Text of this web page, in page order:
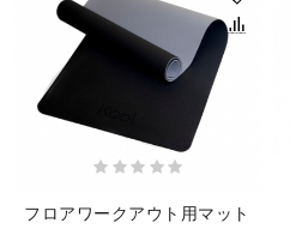
フロアワークアウト用マット